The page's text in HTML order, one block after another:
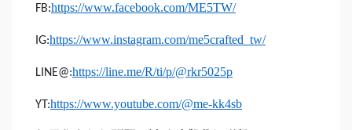
FB:https://www.facebook.com/ME5TW/
IG:https://www.instagram.com/me5crafted_tw/
LINE@:https://line.me/R/ti/p/@rkr5025p
YT:https://www.youtube.com/@me-kk4sb